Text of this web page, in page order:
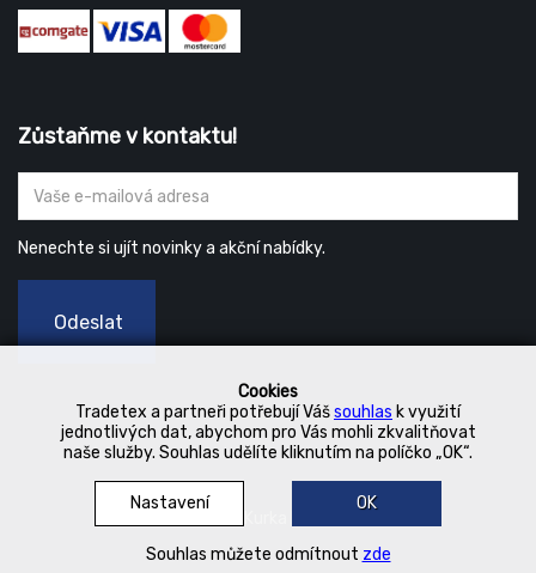
Cookies
Tradetex a partneři potřebují Vášsouhlas k využití
jednotlivých dat, abychom pro Vás mohli zkvalitňovat
naše služby. Souhlas udělíte kliknutím na políčko „OK“.
Nastavení OK
Souhlas můžete odmítnout zde
Zůstaňme v kontaktu!
Nenechte si ujít novinky a akční nabídky.
Odeslat